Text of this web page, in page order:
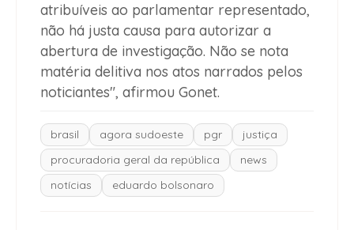
atribuíveis ao parlamentar representado,
não há justa causa para autorizar a
abertura de investigação. Não se nota
matéria delitiva nos atos narrados pelos
noticiantes", afirmou Gonet.
brasil agora sudoeste pgr
justiça
procuradoria geral da república
news
notícias
eduardo bolsonaro